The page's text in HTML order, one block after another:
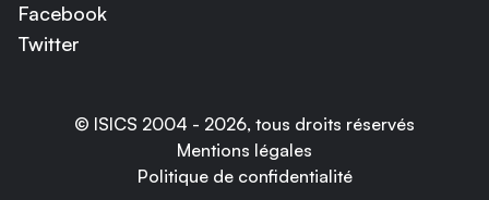
Facebook
Twitter
© ISICS 2004 - 2026, tous droits réservés
Mentions légales
Politique de confidentialité